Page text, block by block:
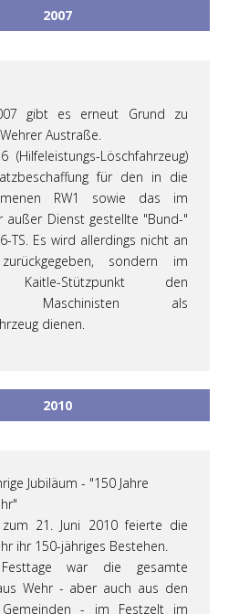
2007
gibt es erneut Grund zu
Austraße.
(Hilfeleistungs-Löschfahrzeug)
für den in die
RW1 sowie das im
außer Dienst gestellte "Bund-"
TS. Es wird allerdings nicht an
sondern im
Kaitle-Stützpunkt den
Maschinisten als
dienen.
2010
Jubiläum - "150 Jahre
21. Juni 2010 feierte die
ihr 150-jähriges Bestehen.
war die gesamte
Wehr - aber auch aus den
Gemeinden - im Festzelt im